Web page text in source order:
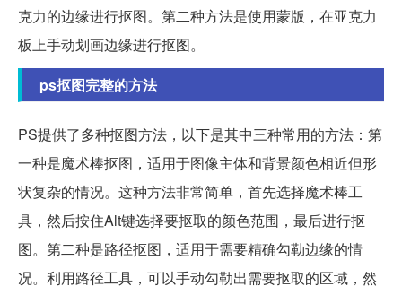
克力的边缘进行抠图。第二种方法是使用蒙版，在亚克力
板上手动划画边缘进行抠图。
ps抠图完整的方法
PS提供了多种抠图方法，以下是其中三种常用的方法：第
一种是魔术棒抠图，适用于图像主体和背景颜色相近但形
状复杂的情况。这种方法非常简单，首先选择魔术棒工
具，然后按住Alt键选择要抠取的颜色范围，最后进行抠
图。第二种是路径抠图，适用于需要精确勾勒边缘的情
况。利用路径工具，可以手动勾勒出需要抠取的区域，然